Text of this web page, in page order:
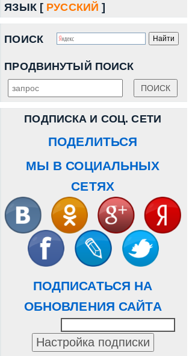
ЯЗЫК [ РУССКИЙ ]
ПОИСК
ПРОДВИНУТЫЙ ПОИСК
ПОДПИСКА И СОЦ. СЕТИ
ПОДЕЛИТЬСЯ
МЫ В СОЦИАЛЬНЫХ
СЕТЯХ
ПОДПИСАТЬСЯ НА
ОБНОВЛЕНИЯ САЙТА